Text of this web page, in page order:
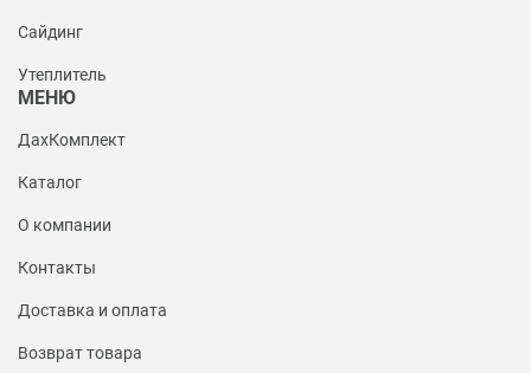
Сайдинг
Утеплитель
МЕНЮ
ДахКомплект
Каталог
О компании
Контакты
Доставка и оплата
Возврат товара